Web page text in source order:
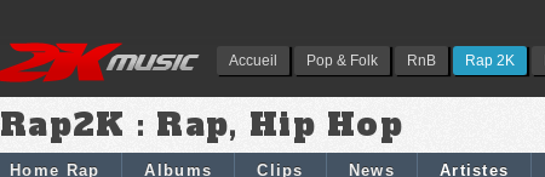
Accueil Pop & Folk RnB Rap 2K
Rap2K : Rap, Hip Hop
Home Rap Albums Clips News Artistes